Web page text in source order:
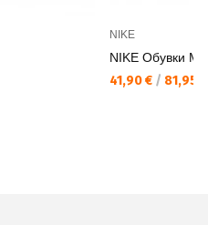
NIKE
NIKE Обувки
41,90 € / 81,95